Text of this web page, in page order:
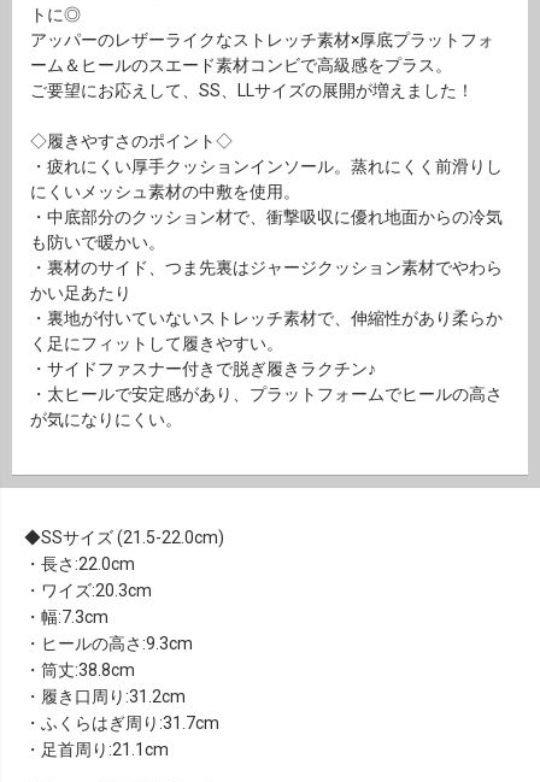
トに◎
アッパーのレザーライクなストレッチ素材×厚底プラットフォ
ーム＆ヒールのスエード素材コンビで高級感をプラス。
ご要望にお応えして、SS、LLサイズの展開が増えました！
◇履きやすさのポイント◇
・疲れにくい厚手クッションインソール。蒸れにくく前滑りし
にくいメッシュ素材の中敷を使用。
・中底部分のクッション材で、衝撃吸収に優れ地面からの冷気
も防いで暖かい。
・裏材のサイド、つま先裏はジャージクッション素材でやわら
かい足あたり
・裏地が付いていないストレッチ素材で、伸縮性があり柔らか
く足にフィットして履きやすい。
・サイドファスナー付きで脱ぎ履きラクチン♪
・太ヒールで安定感があり、プラットフォームでヒールの高さ
が気になりにくい。
SSサイズ (21.5-22.0cm)
・長さ:22.0cm
・ワイズ:20.3cm
・幅:7.3cm
・ヒールの高さ:9.3cm
・筒丈:38.8cm
・履き口周り:31.2cm
・ふくらはぎ周り:31.7cm
・足首周り:21.1cm